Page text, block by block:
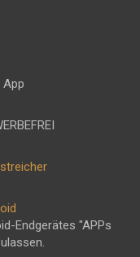
Endgerätes "APPs